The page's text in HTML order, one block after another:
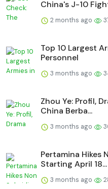
China's J-10
2 months ago
Top 10 Largest
Personnel
3 months ago
Zhou Ye: Profil,
China Berba...
3 months ago
Pertamina Hikes
Starting April 18...
3 months ago